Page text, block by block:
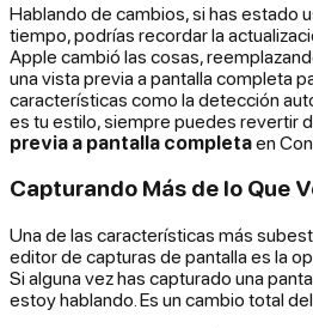
Hablando de cambios, si has estado
tiempo, podrías recordar la
Apple cambió las cosas,
una vista previa a pantalla completa
características como la detección
es tu estilo, siempre puedes revertir
previa a pantalla completaen
Capturando Más de lo Que
Una de las características más
editor de capturas de pantalla es la
Si alguna vez has capturado una
estoy hablando. Es un cambio total del